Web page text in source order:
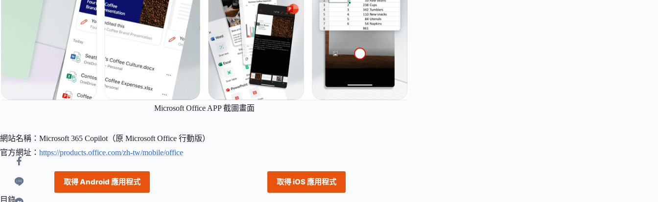
Microsoft Office APP 截圖畫面
網站名稱：Microsoft 365 Copilot（原 Microsoft Office 行動版）
官方網址： https://products.office.com/zh-tw/mobile/office
取得 Android 應用程式 取得 iOS 應用程式
目錄